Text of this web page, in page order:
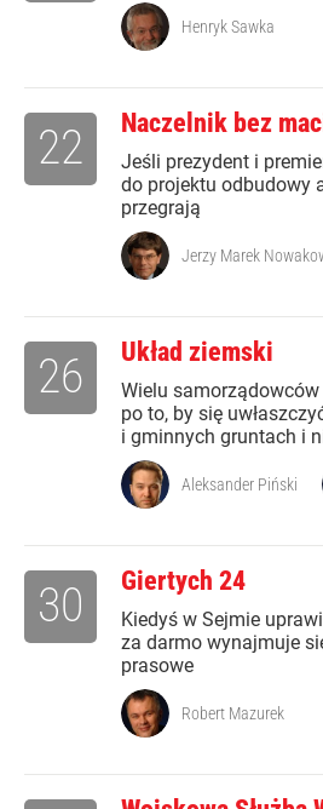
Henryk Sawka
Naczelnik bez
Jeśli prezydent i
do projektu odbudowy
przegrają
22
Jerzy Marek
Układ ziemski
Wielu
po to, by się
i gminnych gruntach i
26
Aleksander Piński
Giertych 24
Kiedyś w Sejmie
za darmo wynajmuje
prasowe
30
Robert Mazurek